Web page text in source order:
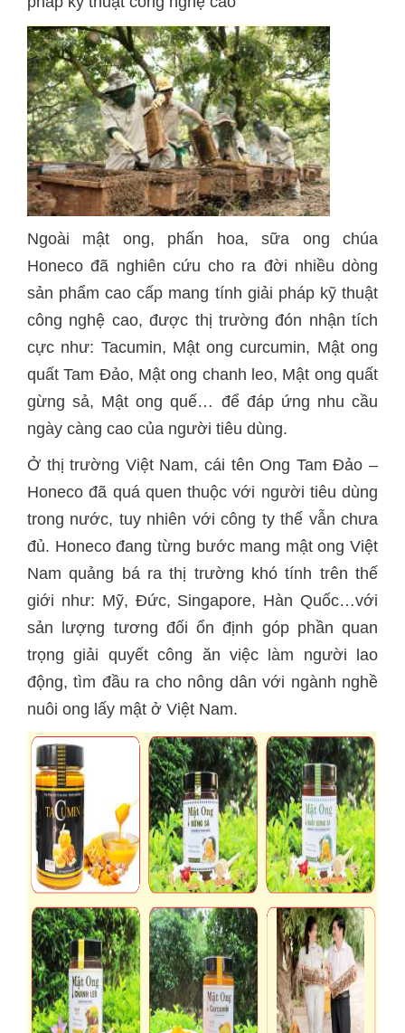
Ngoài mật ong, phấn hoa, sữa ong chúa
Honeco đã nghiên cứu cho ra đời nhiều dòng
sản phẩm cao cấp mang tính giải pháp kỹ thuật
công nghệ cao, được thị trường đón nhận tích
cực như: Tacumin, Mật ong curcumin, Mật ong
quất Tam Đảo, Mật ong chanh leo, Mật ong quất
gừng sả, Mật ong quế… để đáp ứng nhu cầu
ngày càng cao của người tiêu dùng.
Ở thị trường Việt Nam, cái tên Ong Tam Đảo –
Honeco đã quá quen thuộc với người tiêu dùng
trong nước, tuy nhiên với công ty thế vẫn chưa
đủ. Honeco đang từng bước mang mật ong Việt
Nam quảng bá ra thị trường khó tính trên thế
giới như: Mỹ, Đức, Singapore, Hàn Quốc…với
sản lượng tương đối ổn định góp phần quan
trọng giải quyết công ăn việc làm người lao
động, tìm đầu ra cho nông dân với ngành nghề
nuôi ong lấy mật ở Việt Nam.